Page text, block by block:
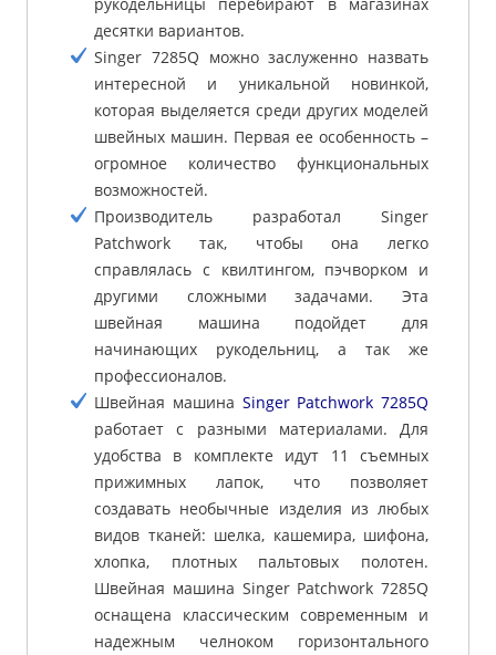
десятки вариантов.
Singer 7285Q можно заслуженно назвать
интересной и уникальной новинкой,
которая выделяется среди других моделей
швейных машин. Первая ее особенность –
огромное количество функциональных
возможностей.
Производитель разработал Singer
Patchwork так, чтобы она легко
справлялась с квилтингом, пэчворком и
другими сложными задачами. Эта
швейная машина подойдет для
начинающих рукодельниц, а так же
профессионалов.
Швейная машина Singer Patchwork 7285Q
работает с разными материалами. Для
удобства в комплекте идут 11 съемных
прижимных лапок, что позволяет
создавать необычные изделия из любых
видов тканей: шелка, кашемира, шифона,
хлопка, плотных пальтовых полотен.
Швейная машина Singer Patchwork 7285Q
оснащена классическим современным и
надежным челноком горизонтального